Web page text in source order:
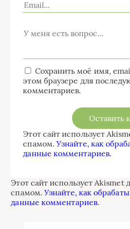
Сохранить моё имя,
этом браузере для
комментариев.
Этот сайт использует
спамом.Узнайте, как
данные комментариев.
Этот сайт использует Akismet
спамом.Узнайте, как
данные комментариев.